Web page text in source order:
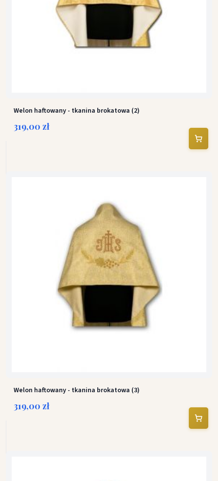
Welon haftowany - tkanina brokatowa (2)
319,00 zł
Welon haftowany - tkanina brokatowa (3)
319,00 zł